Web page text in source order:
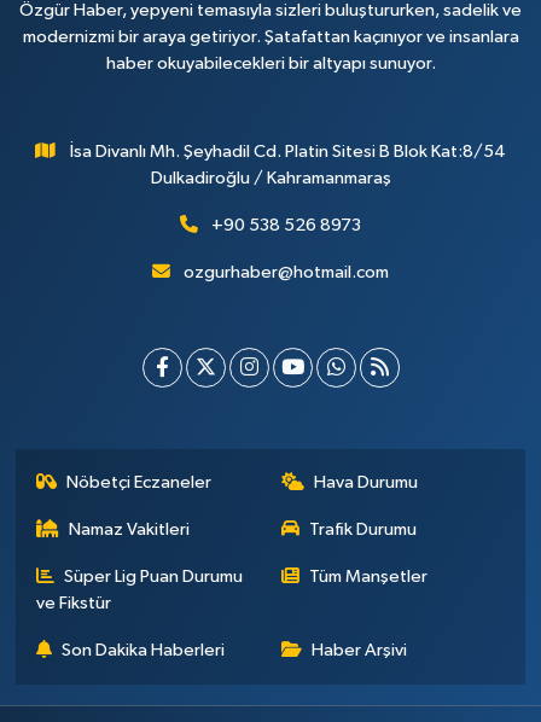
Özgür Haber, yepyeni temasıyla sizleri buluştururken, sadelik ve
modernizmi bir araya getiriyor. Şatafattan kaçınıyor ve insanlara
haber okuyabilecekleri bir altyapı sunuyor.
İsa Divanlı Mh. Şeyhadil Cd. Platin Sitesi B Blok Kat:8/54
Dulkadiroğlu / Kahramanmaraş
+90 538 526 8973
ozgurhaber@hotmail.com
Nöbetçi Eczaneler Hava Durumu
Namaz Vakitleri Trafik Durumu
Süper Lig Puan Durumu
ve Fikstür
Tüm Manşetler
Son Dakika Haberleri Haber Arşivi